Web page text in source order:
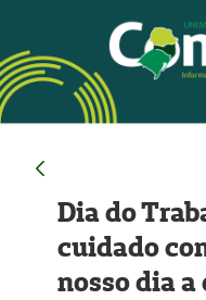
Dia do
cuidado
nosso dia a